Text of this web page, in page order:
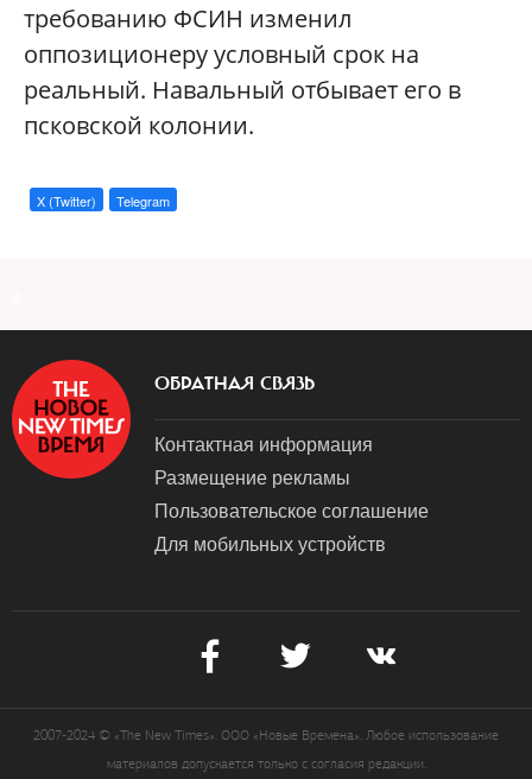
требованию ФСИН изменил
оппозиционеру условный срок на
реальный. Навальный отбывает его в
псковской колонии.
X (Twitter) Telegram
ОБРАТНАЯ СВЯЗЬ
Контактная информация
Размещение рекламы
Пользовательское соглашение
Для мобильных устройств
2007-2024 © «The New Times». ООО «Новые Времена». Любое использование
материалов допускается только с согласия редакции.